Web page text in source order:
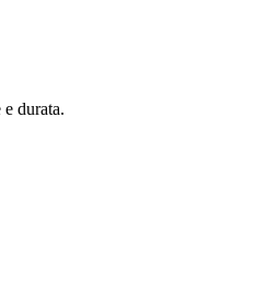
durata.